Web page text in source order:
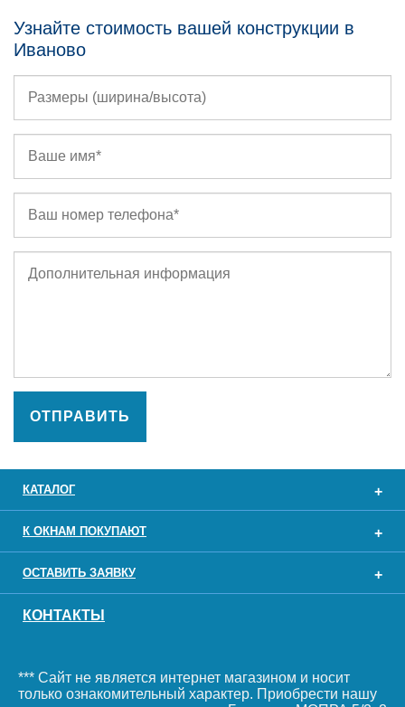
Узнайте стоимость вашей конструкции в
Иваново
ОТПРАВИТЬ
КАТАЛОГ
К ОКНАМ ПОКУПАЮТ
ОСТАВИТЬ ЗАЯВКУ
КОНТАКТЫ
*** Сайт не является интернет магазином и носит
только ознакомительный характер. Приобрести нашу